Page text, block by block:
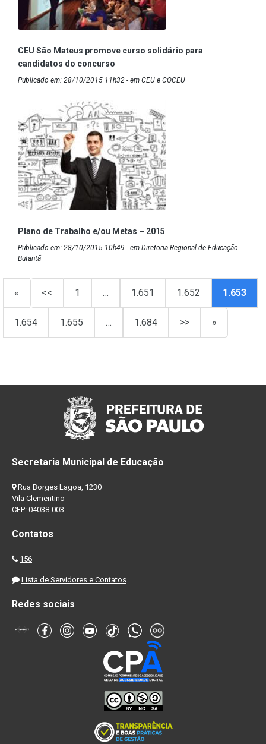
CEU São Mateus promove curso solidário para
candidatos do concurso
Publicado em: 28/10/2015 11h32 - em CEU e COCEU
Plano de Trabalho e/ou Metas – 2015
Publicado em: 28/10/2015 10h49 - em Diretoria Regional de Educação
Butantã
« << 1 … 1.651 1.652 1.653
1.654 1.655 … 1.684 >> »
Secretaria Municipal de Educação
Rua Borges Lagoa, 1230
Vila Clementino
CEP: 04038-003
Contatos
156
Lista de Servidores e Contatos
Redes sociais